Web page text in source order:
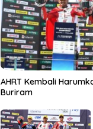
AHRT Kembali
Buriram